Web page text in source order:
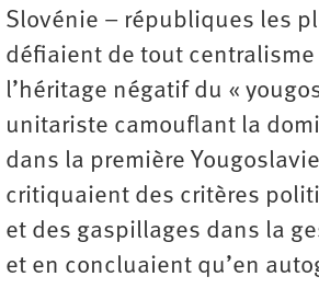
Slovénie – républiques les
défiaient de tout centralisme
l’héritage négatif du «
unitariste camouflant la
dans la première
critiquaient des critères
et des gaspillages dans la
et en concluaient qu’en